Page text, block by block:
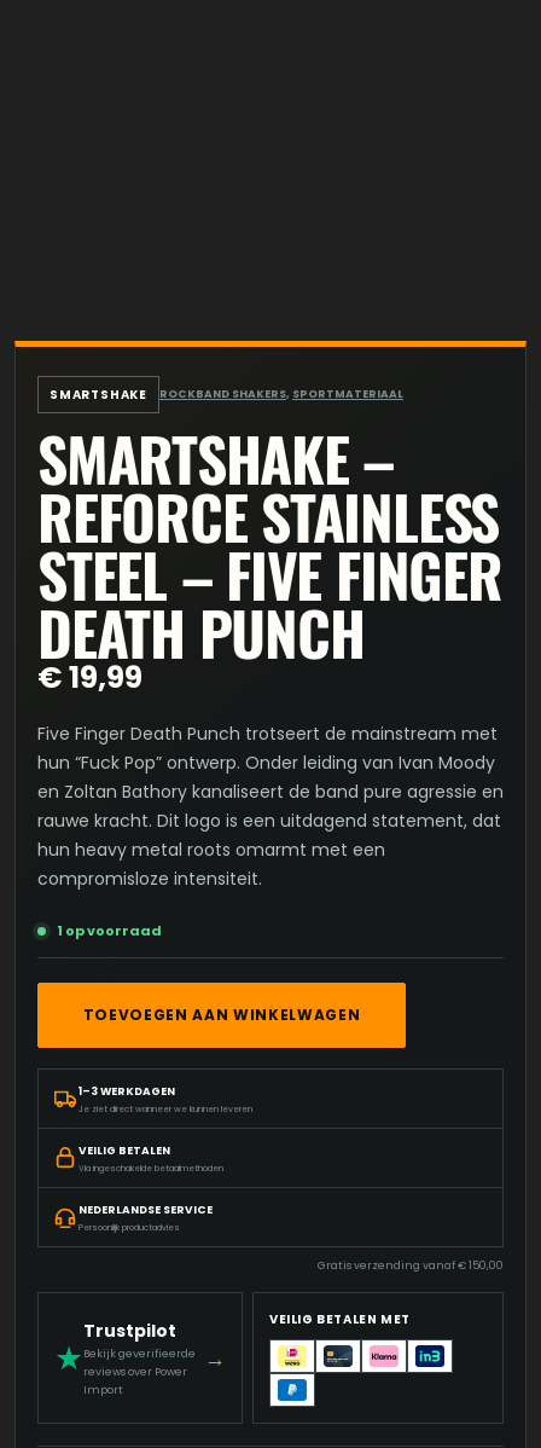
SMARTSHAKE ROCKBAND SHAKERS, SPORTMATERIAAL
SMARTSHAKE –
REFORCE STAINLESS
STEEL – FIVE FINGER
DEATH PUNCH
€19,99
Five Finger Death Punch trotseert de mainstream met
hun “Fuck Pop” ontwerp. Onder leiding van Ivan Moody
en Zoltan Bathory kanaliseert de band pure agressie en
rauwe kracht. Dit logo is een uitdagend statement, dat
hun heavy metal roots omarmt met een
compromisloze intensiteit.
1 op voorraad
REFORCE
STAINLESS
STEEL
FIVE
FINGER
PUNCH
AANTAL
TOEVOEGEN AAN WINKELWAGEN
1–3 WERKDAGEN
Je ziet direct wanneer we kunnen leveren
VEILIG BETALEN
Via ingeschakelde betaalmethoden
NEDERLANDSE SERVICE
Persoonlijk productadvies
Gratis verzending vanaf€150,00
★
Trustpilot
Bekijk geverifieerde
reviews over Power
Import
→
VEILIG BETALEN MET